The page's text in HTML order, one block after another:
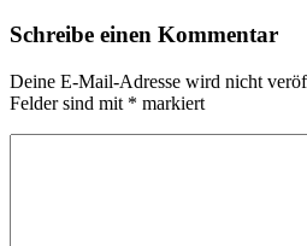
Schreibe einen Kommentar
Deine E-Mail-Adresse wird nicht
Felder sind mit * markiert